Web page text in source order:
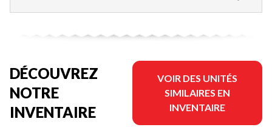
DÉCOUVREZ
NOTRE
INVENTAIRE
VOIR DES UNITÉS
SIMILAIRES EN
INVENTAIRE